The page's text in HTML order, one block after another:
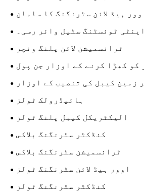
ہیڈ لائن سٹرنگنگ کا سامان
اینٹی ٹوئسٹنگ سٹیل وائر رسی۔
ٹرانسمیشن لائن پلنگ ونچز
کو کھڑا کرنے کے اوزار جن پول
زمین کیبل کی تنصیب کے اوزار
ہائیڈرولک ٹولز
الیکٹریکل کیبل پلنگ ٹولز
کنڈکٹر سٹرنگنگ بلاکس
ٹرانسمیشن سٹرنگنگ بلاکس
اوور ہیڈ لائن سٹرنگنگ ٹولز
کنڈکٹر سٹرنگنگ ٹولز